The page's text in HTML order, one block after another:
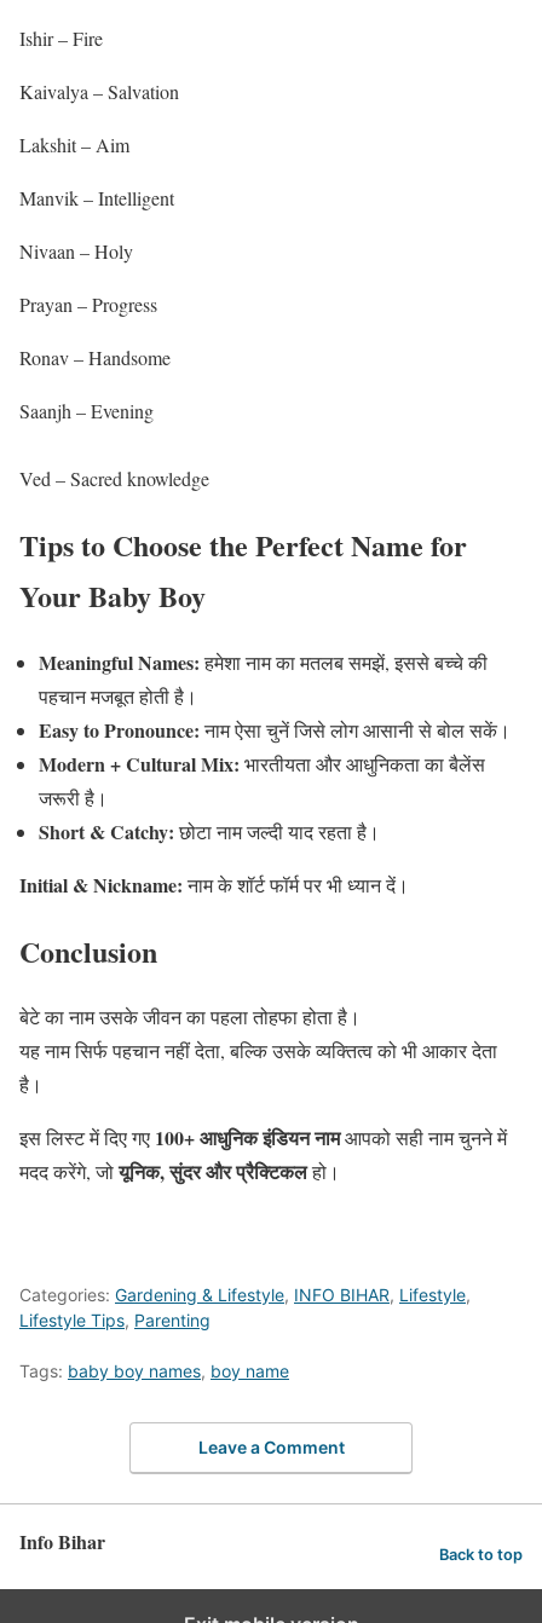
Ishir – Fire
Kaivalya – Salvation
Lakshit – Aim
Manvik – Intelligent
Nivaan – Holy
Prayan – Progress
Ronav – Handsome
Saanjh – Evening
Ved – Sacred knowledge
Tips to Choose the Perfect Name for
Your Baby Boy
Meaningful Names:हमेशा नाम का मतलब समझें, इससे बच्चे की
पहचान मजबूत होती है।
Easy to Pronounce:नाम ऐसा चुनें जिसे लोग आसानी से बोल सकें।
Modern + Cultural Mix: भारतीयता और आधुनिकता का बैलेंस
जरूरी है।
Short & Catchy:छोटा नाम जल्दी याद रहता है।
Initial & Nickname:नाम के शॉर्ट फॉर्म पर भी ध्यान दें।
Conclusion
बेटे का नाम उसके जीवन का पहला तोहफा होता है।
यह नाम सिर्फ पहचान नहीं देता, बल्कि उसके व्यक्तित्व को भी आकार देता
है।
इस लिस्ट में दिए गए 100+ आधुनिक इंडियन नामआपको सही नाम चुनने में
मदद करेंगे, जोयूनिक, सुंदर और प्रैक्टिकलहो।
Categories: Gardening & Lifestyle, INFO BIHAR, Lifestyle,
Lifestyle Tips, Parenting
Tags: baby boy names, boy name
Leave a Comment
Info Bihar Back to top